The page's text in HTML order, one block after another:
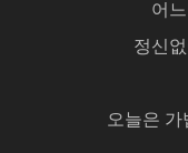
어
정신
오늘은 가